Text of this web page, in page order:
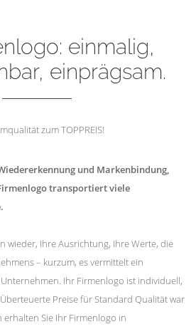
einmalig,
einprägsam.
zum TOPPREIS!
und Markenbindung,
transportiert viele
wieder, Ihre Ausrichtung, Ihre Werte, die
– kurzum, es vermittelt ein
Ihr Firmenlogo ist individuell,
Preise für Standard Qualität war
erhalten Sie Ihr Firmenlogo in